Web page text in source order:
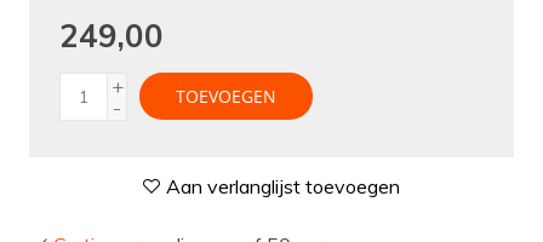
249,00
+
-
TOEVOEGEN
Aan verlanglijst toevoegen